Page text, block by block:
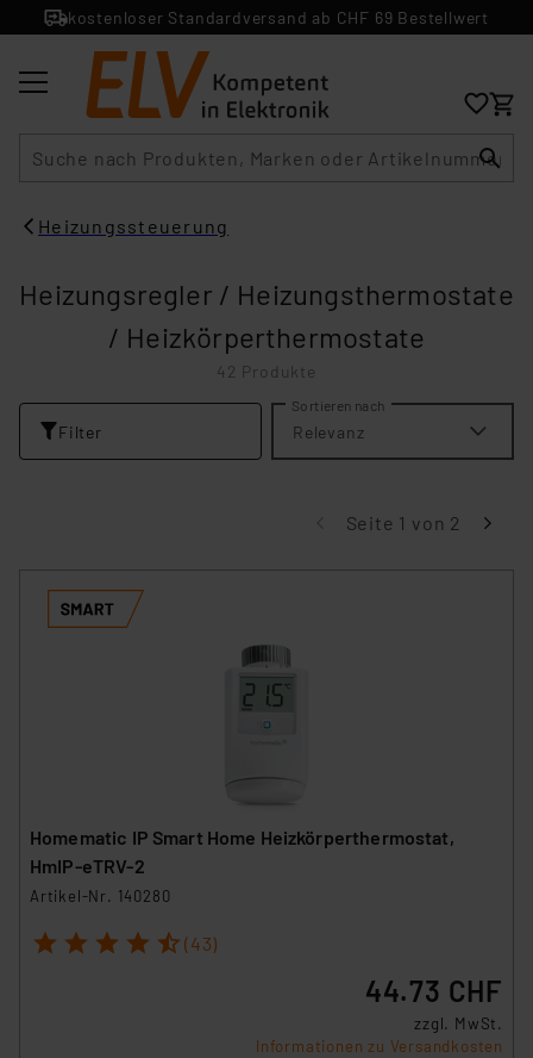
kostenloser Standardversand ab CHF 69 Bestellwert
Heizungssteuerung
Heizungsregler / Heizungsthermostate
/ Heizkörperthermostate
42 Produkte
Filter
Sortieren nach
Relevanz
Seite 1 von 2
Homematic IP Smart Home Heizkörperthermostat,
HmIP-eTRV-2
Artikel-Nr. 140280
1 2 3 4 5 (43)
44.73 CHF
zzgl. MwSt.
Informationen zu Versandkosten